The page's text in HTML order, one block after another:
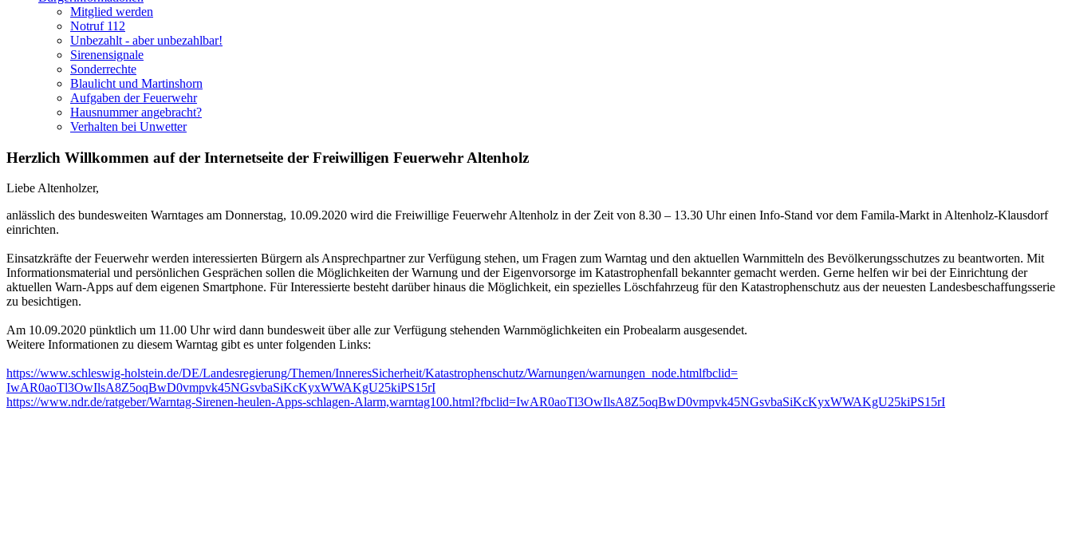
Mitglied werden
Notruf 112
Unbezahlt - aber unbezahlbar!
Sirenensignale
Sonderrechte
Blaulicht und Martinshorn
Aufgaben der Feuerwehr
Hausnummer angebracht?
Verhalten bei Unwetter
Herzlich Willkommen auf der Internetseite der Freiwilligen Feuerwehr Altenholz
Liebe Altenholzer,
anlässlich des bundesweiten Warntages am Donnerstag, 10.09.2020 wird die Freiwillige Feuerwehr Altenholz in der Zeit von 8.30 – 13.30 Uhr einen Info-Stand vor dem Famila-Markt in Altenholz-Klausdorf
einrichten.
Einsatzkräfte der Feuerwehr werden interessierten Bürgern als Ansprechpartner zur Verfügung stehen, um Fragen zum Warntag und den aktuellen Warnmitteln des Bevölkerungsschutzes zu beantworten. Mit
Informationsmaterial und persönlichen Gesprächen sollen die Möglichkeiten der Warnung und der Eigenvorsorge im Katastrophenfall bekannter gemacht werden. Gerne helfen wir bei der Einrichtung der
aktuellen Warn-Apps auf dem eigenen Smartphone. Für Interessierte besteht darüber hinaus die Möglichkeit, ein spezielles Löschfahrzeug für den Katastrophenschutz aus der neuesten Landesbeschaffungsserie
zu besichtigen.
Am 10.09.2020 pünktlich um 11.00 Uhr wird dann bundesweit über alle zur Verfügung stehenden Warnmöglichkeiten ein Probealarm ausgesendet.
Weitere Informationen zu diesem Warntag gibt es unter folgenden Links:
https://www.schleswig-holstein.de/DE/Landesregierung/Themen/InneresSicherheit/Katastrophenschutz/Warnungen/warnungen_node.htmlfbclid=
IwAR0aoTl3OwIlsA8Z5oqBwD0vmpvk45NGsvbaSiKcKyxWWAKgU25kiPS15rI
https://www.ndr.de/ratgeber/Warntag-Sirenen-heulen-Apps-schlagen-Alarm,warntag100.html?fbclid=IwAR0aoTl3OwIlsA8Z5oqBwD0vmpvk45NGsvbaSiKcKyxWWAKgU25kiPS15rI